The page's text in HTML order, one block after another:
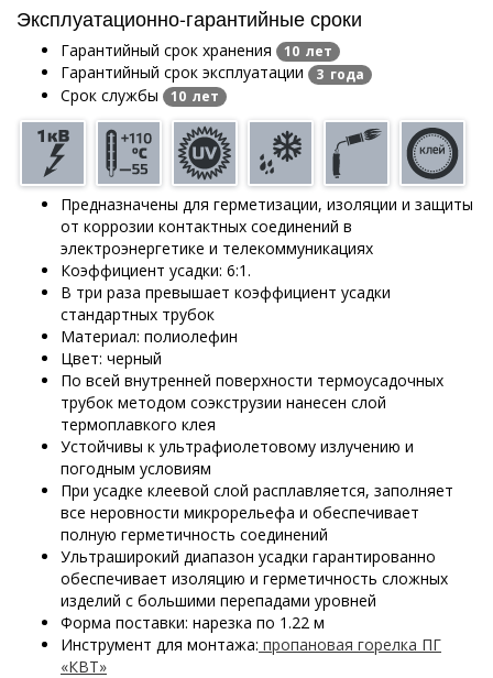
Эксплуатационно-гарантийные сроки
Гарантийный срок хранения 10 лет
Гарантийный срок эксплуатации 3 года
Срок службы 10 лет
Предназначены для герметизации, изоляции и защиты
от коррозии контактных соединений в
электроэнергетике и телекоммуникациях
Коэффициент усадки: 6:1.
В три раза превышает коэффициент усадки
стандартных трубок
Материал: полиолефин
Цвет: черный
По всей внутренней поверхности термоусадочных
трубок методом соэкструзии нанесен слой
термоплавкого клея
Устойчивы к ультрафиолетовому излучению и
погодным условиям
При усадке клеевой слой расплавляется, заполняет
все неровности микрорельефа и обеспечивает
полную герметичность соединений
Ультраширокий диапазон усадки гарантированно
обеспечивает изоляцию и герметичность сложных
изделий с большими перепадами уровней
Форма поставки: нарезка по 1.22 м
Инструмент для монтажа: пропановая горелка ПГ
«КВТ»